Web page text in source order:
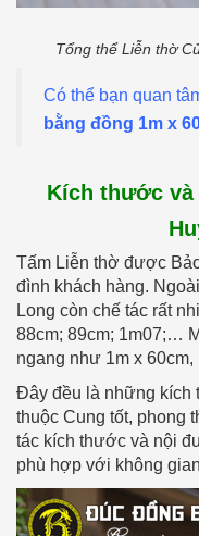
Tổng thể Liễn thờ
Có thể bạn quan
bằng đồng 1m x
Kích thước và
Tấm Liễn thờ được
đình khách hàng.
Long còn chế tác rất
88cm; 89cm; 1m07;…
ngang như 1m x
Đây đều là những kích
thuộc Cung tốt, phong
tác kích thước và nội
phù hợp với không